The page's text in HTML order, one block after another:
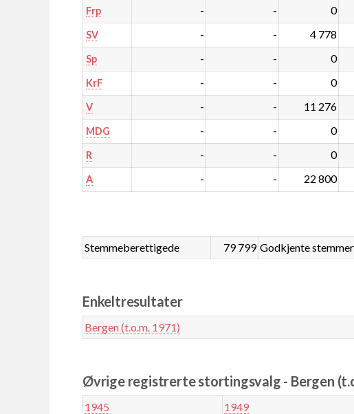
Frp - - 0
SV - - 4 778
Sp - - 0
KrF - - 0
V - - 11 276
MDG - - 0
R - - 0
A - - 22 800
Stemmeberettigede 79 799 Godkjente stemmer
Enkeltresultater
Bergen (t.o.m. 1971)
Øvrige registrerte stortingsvalg - Bergen
1945 1949